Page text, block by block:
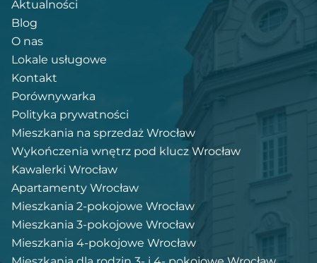
Aktualności
Blog
O nas
Lokale usługowe
Kontakt
Porównywarka
Polityka prywatności
Mieszkania na sprzedaż Wrocław
Wykończenia wnętrz pod klucz Wrocław
Kawalerki Wrocław
Apartamenty Wrocław
Mieszkania 2-pokojowe Wrocław
Mieszkania 3-pokojowe Wrocław
Mieszkania 4-pokojowe Wrocław